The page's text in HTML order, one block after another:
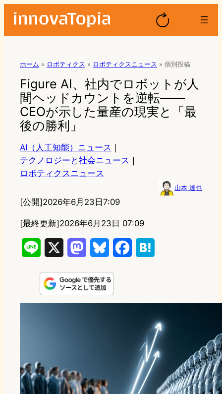
ホーム » ロボティクス » ロボティクスニュース » 個別投稿
Figure AI、社内でロボットが人
間ヘッドカウントを逆転——
CEOが示した量産の現実と「最
後の勝利」
AI（人工知能）ニュース ｜
テクノロジーと社会ニュース ｜
ロボティクスニュース
山本 達也
[公開]2026年6月23日7:09
[最終更新]2026年6月23日 07:09
n
e
s
t
n
u
e
e
k
e
n
a